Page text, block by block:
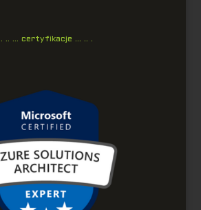
. .. … certyfikacje … .. .